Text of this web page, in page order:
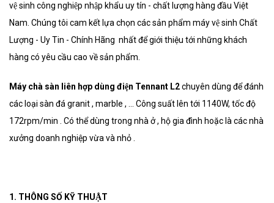
vệ sinh công nghiệp nhập khẩu uy tín - chất lượng hàng đầu Việt
Nam. Chúng tôi cam kết lựa chọn các sản phẩm máy vệ sinh Chất
Lượng - Uy Tin - Chính Hãng nhất để giới thiệu tới những khách
hàng có yêu cầu cao về sản phẩm.
Máy chà sàn liên hợp dùng điện Tennant L2chuyên dùng để đánh
các loại sàn đá granit , marble , ... Công suất lên tới 1140W, tốc độ
172rpm/min . Có thể dùng trong nhà ở , hộ gia đình hoặc là các nhà
xưởng doanh nghiệp vừa và nhỏ .
1. THÔNG SỐ KỸ THUẬT